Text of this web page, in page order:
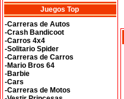
Juegos Top
-Carreras de Autos
-Crash Bandicoot
-Carros 4x4
-Solitario Spider
-Carreras de Carros
-Mario Bros 64
-Barbie
-Cars
-Carreras de Motos